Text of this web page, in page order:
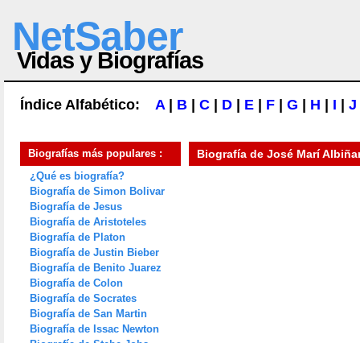
NetSaber
Vidas y Biografías
Índice Alfabético: A| B C D E F G H I J
Biografías más populares :
¿Qué es biografía?
Biografía de Simon Bolivar
Biografía de Jesus
Biografía de Aristoteles
Biografía de Platon
Biografía de Justin Bieber
Biografía de Benito Juarez
Biografía de Colon
Biografía de Socrates
Biografía de San Martin
Biografía de Issac Newton
Biografía de José Marí